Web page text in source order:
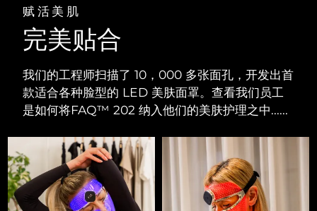
赋活美肌
完美贴合
我们的工程师扫描了 10，000 多张面孔，开发出首
款适合各种脸型的 LED 美肤面罩。查看我们员工
是如何将FAQ™ 202 纳入他们的美肤护理之中......